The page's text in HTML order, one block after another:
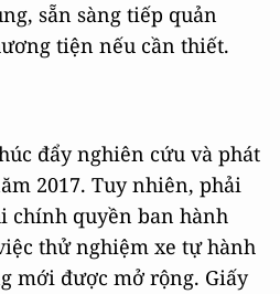
sẵn sàng tiếp quản
tiện nếu cần thiết.
đẩy nghiên cứu và phát
2017. Tuy nhiên, phải
chính quyền ban hành
thử nghiệm xe tự hành
mới được mở rộng. Giấy